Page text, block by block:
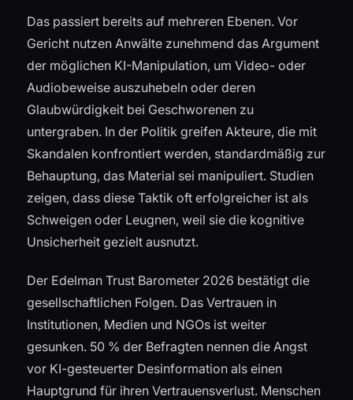
Das passiert bereits auf mehreren Ebenen. Vor
Gericht nutzen Anwälte zunehmend das Argument
der möglichen KI-Manipulation, um Video- oder
Audiobeweise auszuhebeln oder deren
Glaubwürdigkeit bei Geschworenen zu
untergraben. In der Politik greifen Akteure, die mit
Skandalen konfrontiert werden, standardmäßig zur
Behauptung, das Material sei manipuliert. Studien
zeigen, dass diese Taktik oft erfolgreicher ist als
Schweigen oder Leugnen, weil sie die kognitive
Unsicherheit gezielt ausnutzt.
Der Edelman Trust Barometer 2026 bestätigt die
gesellschaftlichen Folgen. Das Vertrauen in
Institutionen, Medien und NGOs ist weiter
gesunken. 50 % der Befragten nennen die Angst
vor KI-gesteuerter Desinformation als einen
Hauptgrund für ihren Vertrauensverlust. Menschen